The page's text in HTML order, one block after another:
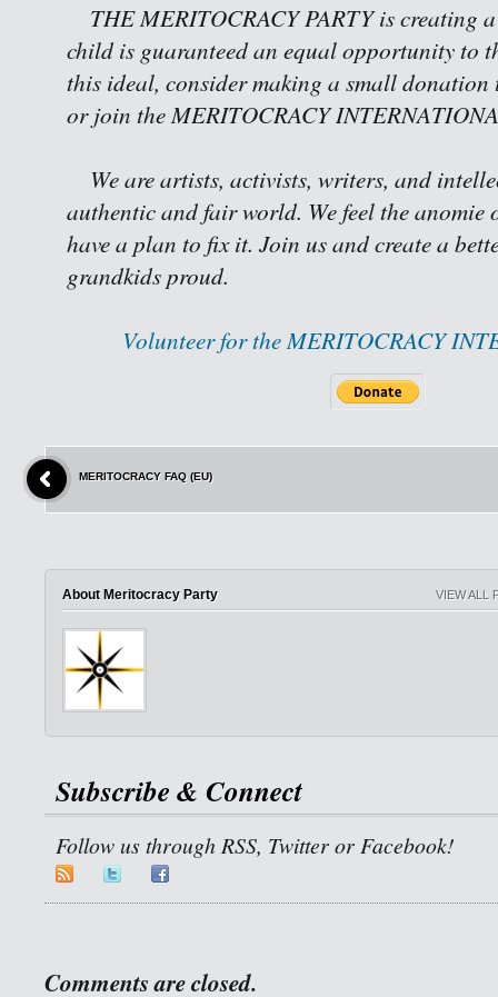
THE MERITOCRACY PARTY is creating
child is guaranteed an equal opportunity to
this ideal, consider making a small donation
or join the MERITOCRACY
We are artists, activists, writers, and
authentic and fair world. We feel the anomie
have a plan to fix it. Join us and create a
grandkids proud.
Volunteer for the MERITOCRACY
MERITOCRACY FAQ (EU)
About Meritocracy Party VIEW ALL
Subscribe & Connect
Follow us through RSS, Twitter or Facebook!
Comments are closed.